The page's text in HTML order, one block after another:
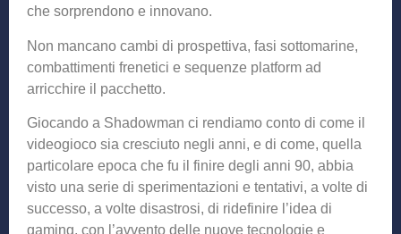
che sorprendono e innovano.
Non mancano cambi di prospettiva, fasi sottomarine,
combattimenti frenetici e sequenze platform ad
arricchire il pacchetto.
Giocando a Shadowman ci rendiamo conto di come il
videogioco sia cresciuto negli anni, e di come, quella
particolare epoca che fu il finire degli anni 90, abbia
visto una serie di sperimentazioni e tentativi, a volte di
successo, a volte disastrosi, di ridefinire l’idea di
gaming, con l’avvento delle nuove tecnologie e